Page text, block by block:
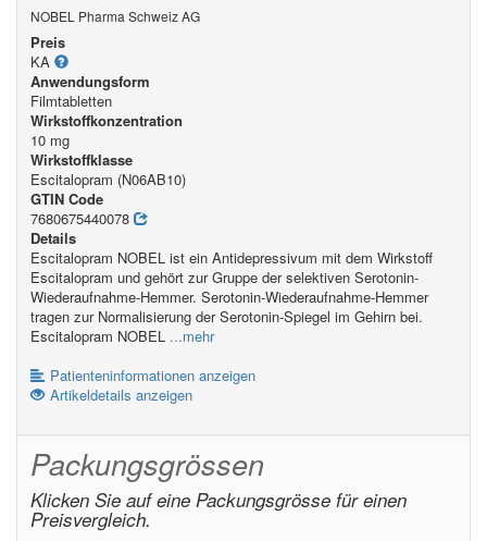
NOBEL Pharma Schweiz AG
Preis
KA
Anwendungsform
Filmtabletten
Wirkstoffkonzentration
10 mg
Wirkstoffklasse
Escitalopram (N06AB10)
GTIN Code
7680675440078
Details
Escitalopram NOBEL ist ein Antidepressivum mit dem Wirkstoff
Escitalopram und gehört zur Gruppe der selektiven Serotonin-
Wiederaufnahme-Hemmer. Serotonin-Wiederaufnahme-Hemmer
tragen zur Normalisierung der Serotonin-Spiegel im Gehirn bei.
Escitalopram NOBEL ...mehr
Patienteninformationen anzeigen
Artikeldetails anzeigen
Packungsgrössen
Klicken Sie auf eine Packungsgrösse für einen
Preisvergleich.